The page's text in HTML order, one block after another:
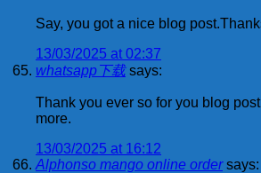
Say, you got a nice blog
13/03/2025 at 02:37
whatsapp下载 says:
Thank you ever so for you blog
more.
13/03/2025 at 16:12
Alphonso mango online order says: